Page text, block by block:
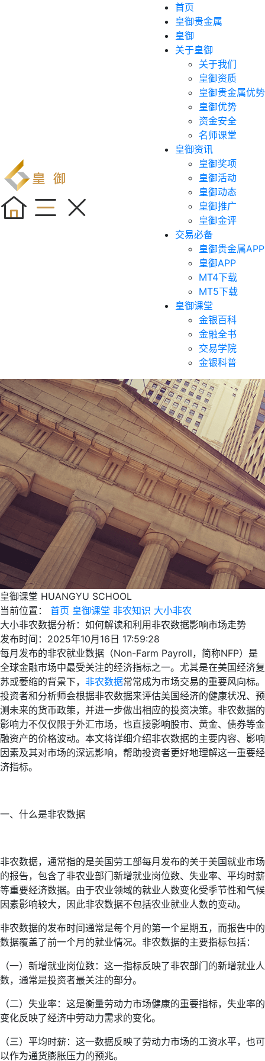
首页
皇御贵金属
皇御
关于皇御
关于我们
皇御资质
皇御贵金属优势
皇御优势
资金安全
名师课堂
皇御资讯
皇御奖项
皇御活动
皇御动态
皇御推广
皇御金评
交易必备
皇御贵金属APP
皇御APP
MT4下载
MT5下载
皇御课堂
金银百科
金融全书
交易学院
金银科普
皇御课堂 HUANGYU SCHOOL
当前位置：
首页 皇御课堂 非农知识 大小非农
大小非农数据分析：如何解读和利用非农数据影响市场走势
发布时间：2025年10月16日 17:59:28
每月发布的非农就业数据（Non-Farm Payroll，简称NFP）是
全球金融市场中最受关注的经济指标之一。尤其是在美国经济复
苏或萎缩的背景下， 非农数据常常成为市场交易的重要风向标。
投资者和分析师会根据非农数据来评估美国经济的健康状况、预
测未来的货币政策，并进一步做出相应的投资决策。非农数据的
影响力不仅仅限于外汇市场，也直接影响股市、黄金、债券等金
融资产的价格波动。本文将详细介绍非农数据的主要内容、影响
因素及其对市场的深远影响，帮助投资者更好地理解这一重要经
济指标。
一、什么是非农数据
非农数据，通常指的是美国劳工部每月发布的关于美国就业市场
的报告，包含了非农业部门新增就业岗位数、失业率、平均时薪
等重要经济数据。由于农业领域的就业人数变化受季节性和气候
因素影响较大，因此非农数据不包括农业就业人数的变动。
非农数据的发布时间通常是每个月的第一个星期五，而报告中的
数据覆盖了前一个月的就业情况。非农数据的主要指标包括：
（一）新增就业岗位数：这一指标反映了非农部门的新增就业人
数，通常是投资者最关注的部分。
（二）失业率：这是衡量劳动力市场健康的重要指标，失业率的
变化反映了经济中劳动力需求的变化。
（三）平均时薪：这一数据反映了劳动力市场的工资水平，也可
以作为通货膨胀压力的预兆。